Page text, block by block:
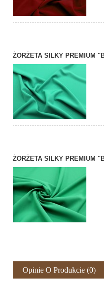
ŻORŻETA SILKY PREMIUM
ŻORŻETA SILKY PREMIUM
Opinie O Produkcie (0)